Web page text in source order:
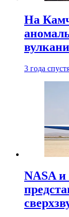
На
3 года
NASA